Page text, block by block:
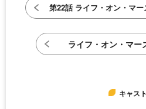
第22話 ライフ・オン・マー
ライフ・オン・マー
キャスト